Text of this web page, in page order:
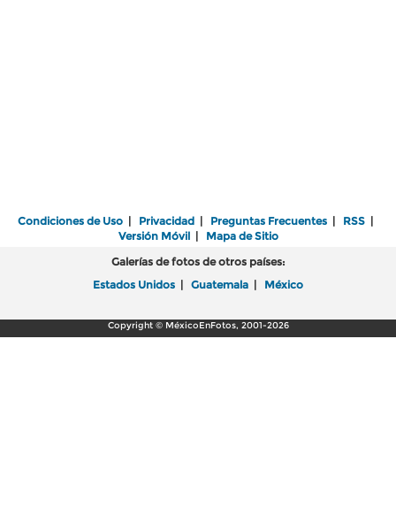
Condiciones de Uso | Privacidad | Preguntas Frecuentes | RSS |
Versión Móvil| Mapa de Sitio
Galerías de fotos de otros países:
Estados Unidos | Guatemala | México
Copyright © MéxicoEnFotos, 2001-2026